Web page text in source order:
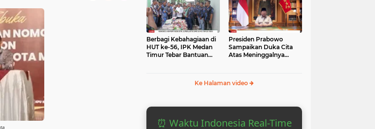
Berbagi Kebahagiaan di
HUT ke-56, IPK Medan
Timur Tebar Bantuan
Presiden Prabowo
Sampaikan Duka Cita
Atas Meninggalnya
Ke Halaman video
⏰ Waktu Indonesia Real-Time